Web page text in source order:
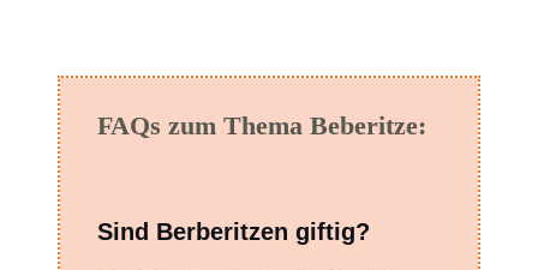
FAQs zum Thema Beberitze:
Sind Berberitzen giftig?